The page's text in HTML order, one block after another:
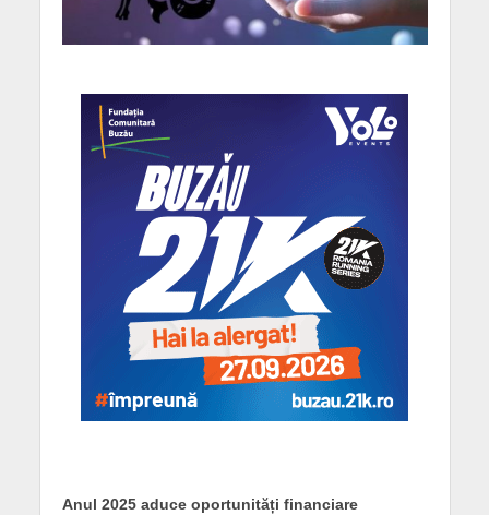
Anul 2025 aduce oportunități financiare